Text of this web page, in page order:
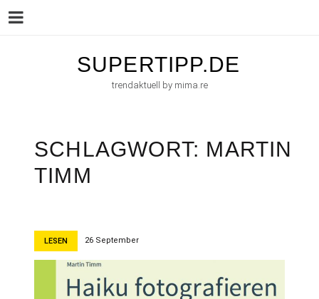
SUPERTIPP.DE
trendaktuell by mima.re
SCHLAGWORT: MARTIN
TIMM
LESEN 26 September
Menu